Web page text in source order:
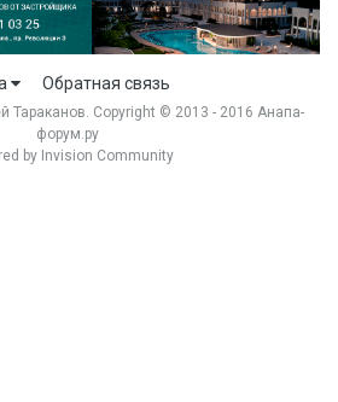
Обратная связь
Тараканов. Copyright © 2013 - 2016 Анапа-
форум.ру
by Invision Community